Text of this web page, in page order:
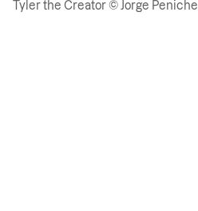
Tyler the Creator © Jorge Peniche